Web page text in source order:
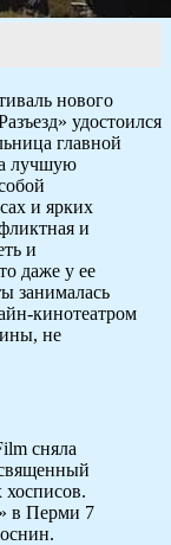
нового
удостоился
главной
лучшую
и ярких
и
и
даже у ее
занималась
кинотеатром
не
сняла
в Перми 7